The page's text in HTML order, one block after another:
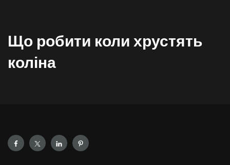
Що робити коли хрустять
коліна